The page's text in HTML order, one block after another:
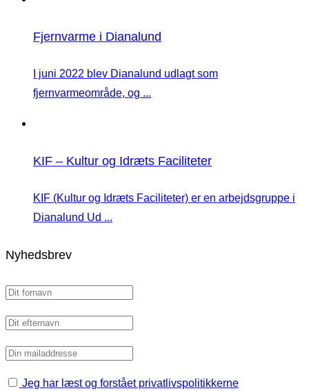
Fjernvarme i Dianalund
I juni 2022 blev Dianalund udlagt som
fjernvarmeområde, og ...
KIF – Kultur og Idræts Faciliteter
KIF (Kultur og Idræts Faciliteter) er en arbejdsgruppe i
Dianalund Ud ...
Nyhedsbrev
Jeg har læst og forstået privatlivspolitikkerne